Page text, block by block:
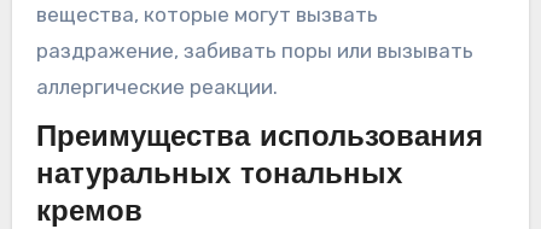
вещества, которые могут вызвать
раздражение, забивать поры или вызывать
аллергические реакции.
Преимущества использования
натуральных тональных
кремов